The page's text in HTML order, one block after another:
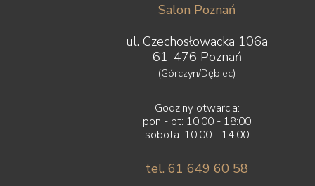
Salon Poznań
ul. Czechosłowacka 106a
61-476 Poznań
(Górczyn/Dębiec)
Godziny otwarcia:
pon - pt: 10:00 - 18:00
sobota: 10:00 - 14:00
tel. 61 649 60 58